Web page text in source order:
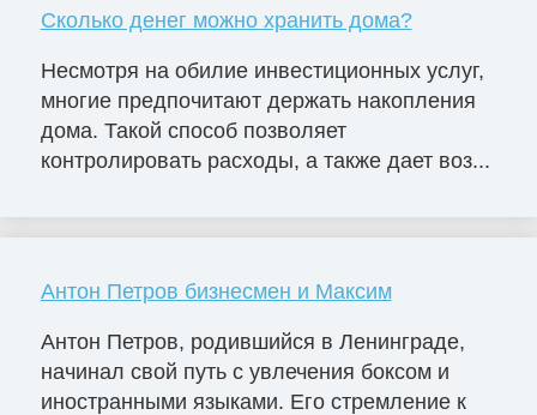
Сколько денег можно хранить дома?
Несмотря на обилие инвестиционных услуг,
многие предпочитают держать накопления
дома. Такой способ позволяет
контролировать расходы, а также дает воз...
Антон Петров бизнесмен и Максим
Антон Петров, родившийся в Ленинграде,
начинал свой путь с увлечения боксом и
иностранными языками. Его стремление к